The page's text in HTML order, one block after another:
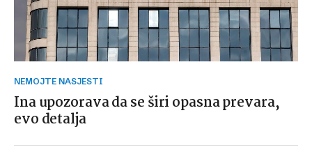
NEMOJTE NASJESTI
Ina upozorava da se širi opasna prevara,
evo detalja